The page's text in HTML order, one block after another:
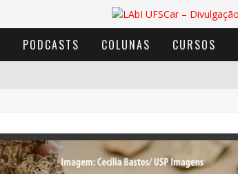
PODCASTS COLUNAS CURSOS